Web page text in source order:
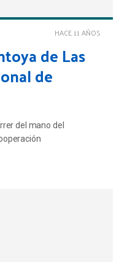
HACE 11 AÑOS
de Las
de
del mano del